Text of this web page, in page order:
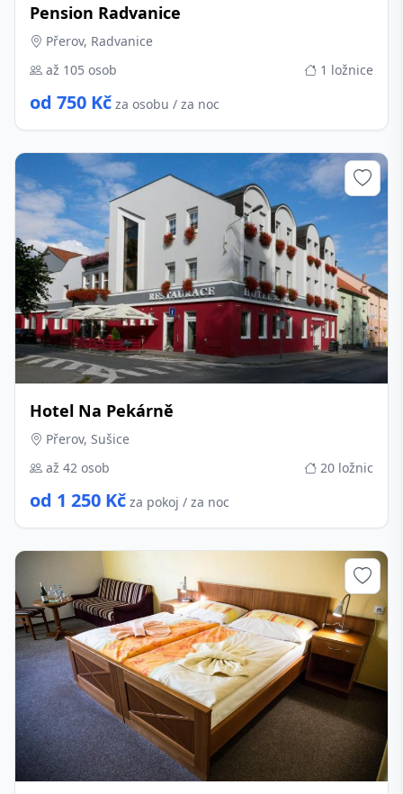
Pension Radvanice
Přerov, Radvanice
až 105 osob
1 ložnice
od 750 Kč za osobu / za noc
Hotel Na Pekárně
Přerov, Sušice
až 42 osob
20 ložnic
od 1 250 Kč za pokoj / za noc